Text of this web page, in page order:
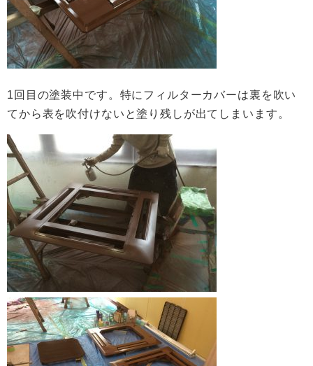
1回目の塗装中です。特にフィルターカバーは裏を吹い
てから表を吹付けないと塗り残しが出てしまいます。